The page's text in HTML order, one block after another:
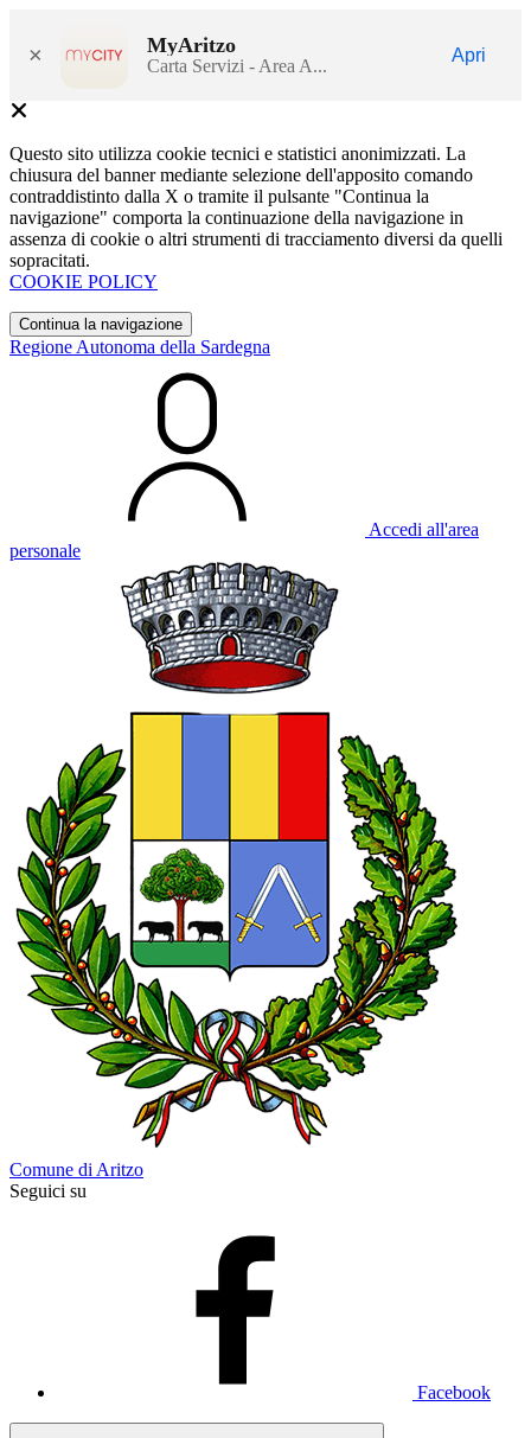
× MyAritzo
Carta Servizi - Area A...
Apri
Questo sito utilizza cookie tecnici e statistici anonimizzati. La
chiusura del banner mediante selezione dell'apposito comando
contraddistinto dalla X o tramite il pulsante "Continua la
navigazione" comporta la continuazione della navigazione in
assenza di cookie o altri strumenti di tracciamento diversi da quelli
sopracitati.
COOKIE POLICY
Continua la navigazione
Regione Autonoma della Sardegna
Accedi all'area
personale
Comune di Aritzo
Seguici su
Facebook